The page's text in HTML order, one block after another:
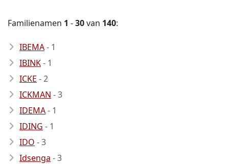
Familienamen 1 -30van 140:
IBEMA- 1
IBINK- 1
ICKE - 2
ICKMAN - 3
IDEMA- 1
IDING - 1
IDO - 3
Idsenga - 3